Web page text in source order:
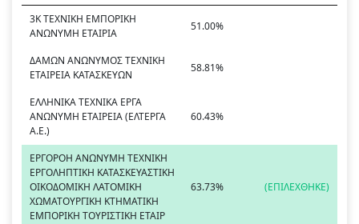
3Κ ΤΕΧΝΙΚΗ ΕΜΠΟΡΙΚΗ
ΑΝΩΝΥΜΗ ΕΤΑΙΡΙΑ
51.00%
ΔΑΜΩΝ ΑΝΩΝΥΜΟΣ ΤΕΧΝΙΚΗ
ΕΤΑΙΡΕΙΑ ΚΑΤΑΣΚΕΥΩΝ
58.81%
ΕΛΛΗΝΙΚΑ ΤΕΧΝΙΚΑ ΕΡΓΑ
ΑΝΩΝΥΜΗ ΕΤΑΙΡΕΙΑ (ΕΛΤΕΡΓΑ
Α.Ε.)
60.43%
ΕΡΓΟΡΟΗ ΑΝΩΝΥΜΗ ΤΕΧΝΙΚΗ
ΕΡΓΟΛΗΠΤΙΚΗ ΚΑΤΑΣΚΕΥΑΣΤΙΚΗ
ΟΙΚΟΔΟΜΙΚΗ ΛΑΤΟΜΙΚΗ
ΧΩΜΑΤΟΥΡΓΙΚΗ ΚΤΗΜΑΤΙΚΗ
ΕΜΠΟΡΙΚΗ ΤΟΥΡΙΣΤΙΚΗ ΕΤΑΙΡ
63.73% (ΕΠΙΛΕΧΘΗΚΕ)